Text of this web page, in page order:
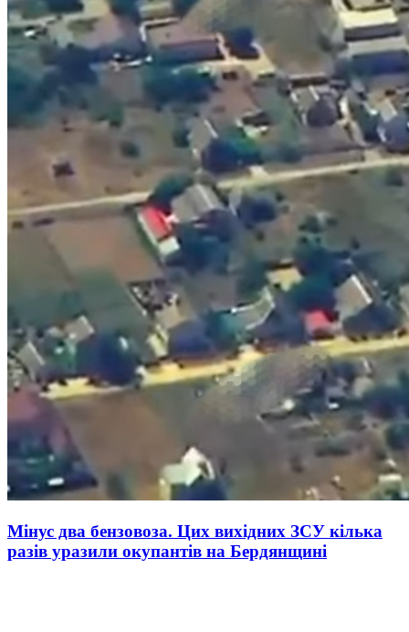
Мінус два бензовоза. Цих вихідних ЗСУ кілька
разів уразили окупантів на Бердянщині